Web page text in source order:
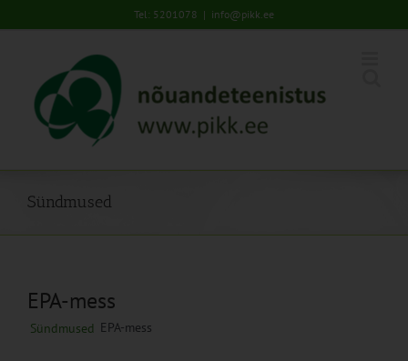
to
Tel: 5201078 | info@pikk.ee
Sündmused
EPA-mess
Sündmused EPA-mess